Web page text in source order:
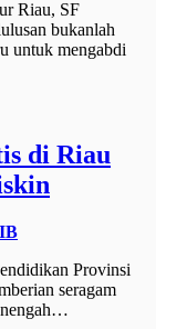
Riau, SF
bukanlah
untuk mengabdi
di Riau
Provinsi
seragam